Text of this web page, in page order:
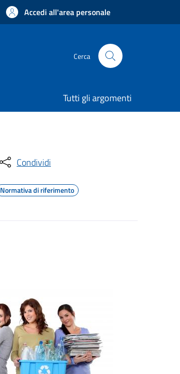
Accedi all'area personale
Cerca
Tutti gli argomenti
Condividi
Normativa di riferimento